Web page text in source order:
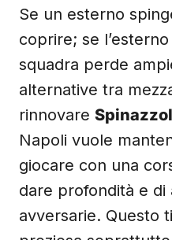
Se un esterno
coprire; se
squadra perde
alternative tra
rinnovare
Napoli vuole
giocare con una
dare profondità e di
avversarie. Questo